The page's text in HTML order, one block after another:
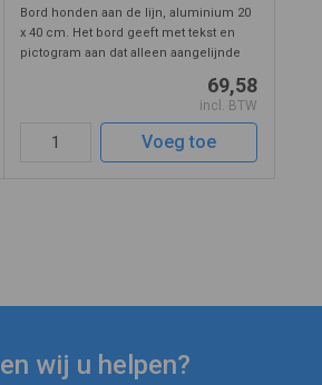
Bord honden aan de lijn, aluminium 20
x 40 cm. Het bord geeft met tekst en
pictogram aan dat alleen aangelijnde
detail is de groene rand rond het
pictogram. Het bord heeft reflect ...
69,58
incl. BTW
Voeg toe
wij u helpen?